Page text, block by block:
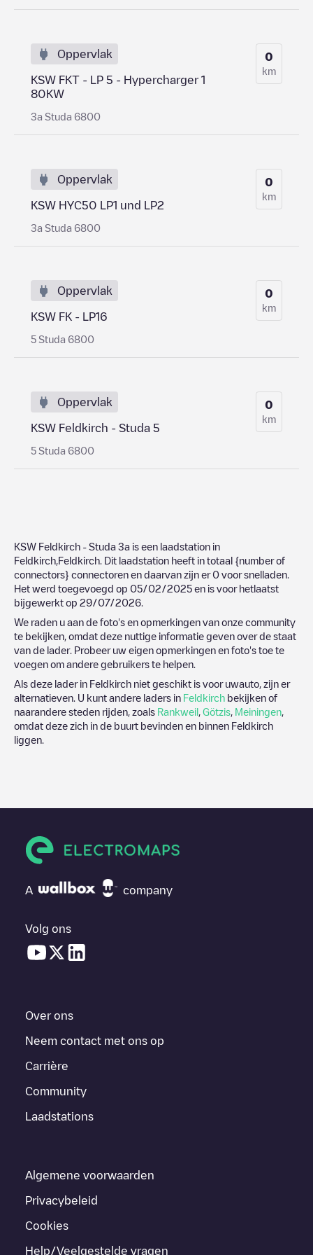
Oppervlak
KSW FKT - LP 5 - Hypercharger 1
80KW
3a Studa 6800
0
km
Oppervlak
KSW HYC50 LP1 und LP2
3a Studa 6800
0
km
Oppervlak
KSW FK - LP16
5 Studa 6800
0
km
Oppervlak
KSW Feldkirch - Studa 5
5 Studa 6800
0
km
KSW Feldkirch - Studa 3a is een laadstation in
Feldkirch Feldkirch . Dit laadstation heeft in totaal {number of
connectors} connectoren en daarvan zijn er 0 voor snelladen.
Het werd toegevoegd op 05/02/2025 en is voor hetlaatst
bijgewerkt op 29/07/2026
We raden u aan de foto's en opmerkingen van onze community
te bekijken, omdat deze nuttige informatie geven over de staat
van de lader. Probeer uw eigen opmerkingen en foto's toe te
voegen om andere gebruikers te helpen.
Als deze lader in Feldkirch niet geschikt is voor uwauto, zijn er
alternatieven. U kunt andere laders in Feldkirch bekijken of
naarandere steden rijden, zoals Rankweil Götzis Meiningen
omdat deze zich in de buurt bevinden en binnen Feldkirch
liggen.
A company
Volg ons
Over ons
Neem contact met ons op
Carrière
Community
Laadstations
Algemene voorwaarden
Privacybeleid
Cookies
Help/Veelgestelde vragen